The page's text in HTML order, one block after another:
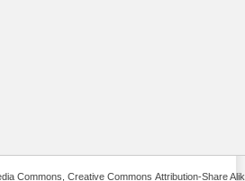
Commons, Creative Commons Attribution-Share